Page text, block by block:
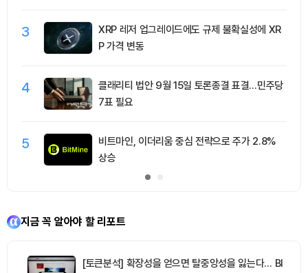
3
XRP 레저 업그레이드에도 규제 불확실성에 XR
P 가격 변동
4
클래리티 법안 9월 15일 토론종결 표결…민주당
7표 필요
5
비트마인, 이더리움 중심 전략으로 주가 2.8%
상승
지금 꼭 알아야 할 리포트
[토큰분석] 확장성을 얻으면 탈중앙성을 잃는다… BI